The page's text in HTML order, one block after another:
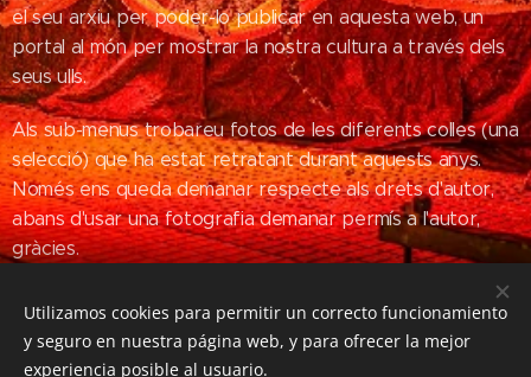
el seu arxiu per poder-lo publicar en aquesta web, un
portal al món per mostrar la nostra cultura a través dels
seus ulls.
Als sub-menus trobareu fotos de les diferents colles (una
selecció) que ha estat retratant durant aquests anys.
Només ens queda demanar respecte als drets d'autor,
abans d'usar una fotografia demanar permís a l'autor,
gràcies.
Utilizamos cookies para permitir un correcto funcionamiento
y seguro en nuestra página web, y para ofrecer la mejor
experiencia posible al usuario.